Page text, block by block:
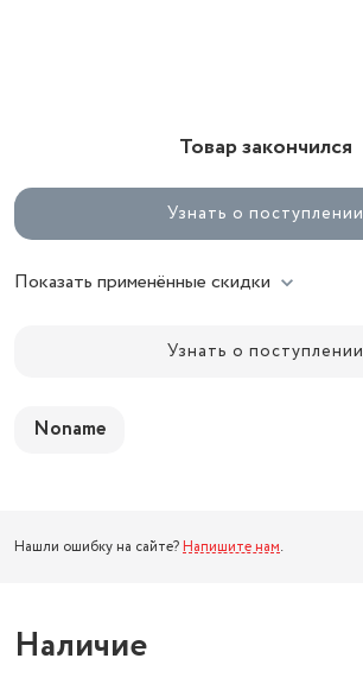
Товар закончился
Узнать о поступлении
Показать применённые скидки
Узнать о поступлении
Noname
Нашли ошибку на сайте? Напишите нам.
Наличие